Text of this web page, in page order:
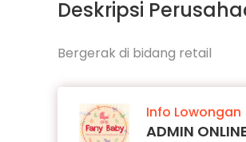
Deskripsi
Bergerak di bidang retail
Info Lowongan
ADMIN